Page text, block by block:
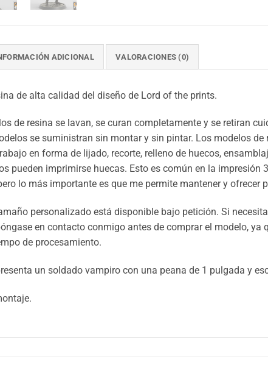
ADICIONAL VALORACIONES (0)
de alta calidad del diseño de Lord of the prints.
de resina se lavan, se curan completamente y se retiran
se suministran sin montar y sin pintar. Los modelos de
en forma de lijado, recorte, relleno de huecos,
pueden imprimirse huecas. Esto es común en la impresión
lo más importante es que me permite mantener y ofrecer
personalizado está disponible bajo petición. Si
en contacto conmigo antes de comprar el modelo, ya
de procesamiento.
un soldado vampiro con una peana de 1 pulgada y